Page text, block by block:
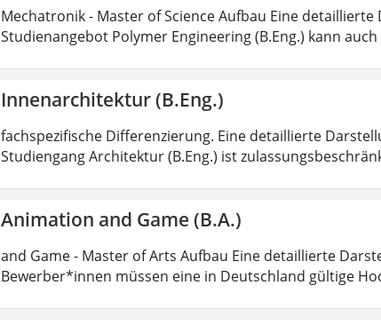
Mechatronik - Master of Science Aufbau Eine
Studienangebot Polymer Engineering (B.Eng.) kann
Innenarchitektur (B.Eng.)
fachspezifische Differenzierung. Eine detaillierte
Studiengang Architektur (B.Eng.) ist
Animation and Game (B.A.)
and Game - Master of Arts Aufbau Eine detaillierte
Bewerber*innen müssen eine in Deutschland gültige